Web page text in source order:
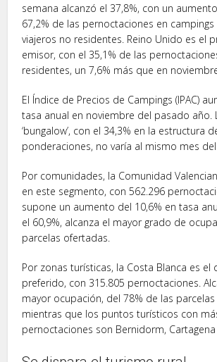
semana alcanzó el 37,8%, con un
67,2% de las pernoctaciones en campings
viajeros no residentes. Reino Unido es el
emisor, con el 35,1% de las
residentes, un 7,6% más que en
El Índice de Precios de Campings (IPAC)
tasa anual en noviembre del pasado año.
‘bungalow’, con el 34,3% en la estructura
ponderaciones, no varía al mismo mes del
Por comunidades, la Comunidad
en este segmento, con 562.296
supone un aumento del 10,6% en tasa
el 60,9%, alcanza el mayor grado de
parcelas ofertadas.
Por zonas turísticas, la Costa Blanca es el
preferido, con 315.805 pernoctaciones.
mayor ocupación, del 78% de las
mientras que los puntos turísticos con
pernoctaciones son Bernidorm, Cartagena